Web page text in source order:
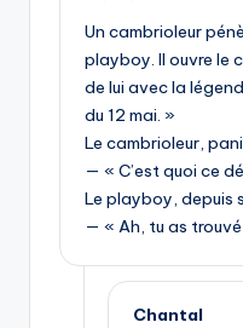
Un cambrioleur
playboy. Il ouvre le
de lui avec la
du 12 mai. »
Le cambrioleur,
— « C’est quoi ce
Le playboy, depuis
— « Ah, tu as
Chantal